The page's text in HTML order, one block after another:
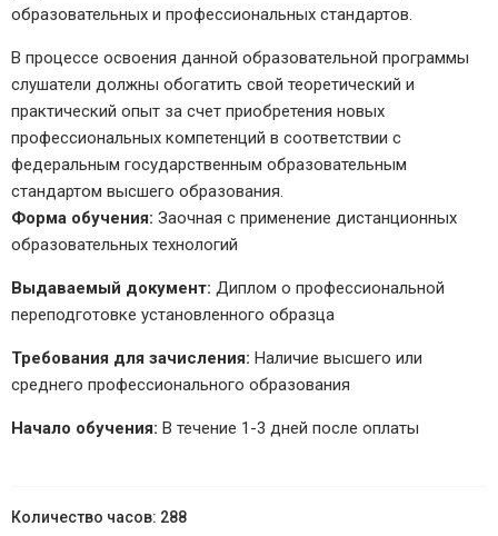
образовательных и профессиональных стандартов.
В процессе освоения данной образовательной программы
слушатели должны обогатить свой теоретический и
практический опыт за счет приобретения новых
профессиональных компетенций в соответствии с
федеральным государственным образовательным
стандартом высшего образования.
Форма обучения: Заочная с применение дистанционных
образовательных технологий
Выдаваемый документ: Диплом о профессиональной
переподготовке установленного образца
Требования для зачисления: Наличие высшего или
среднего профессионального образования
Начало обучения: В течение 1-3 дней после оплаты
288